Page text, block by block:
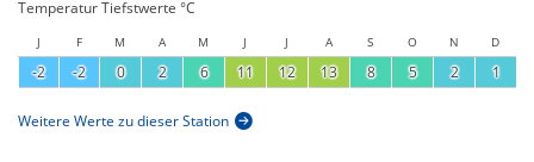
Temperatur Tiefstwerte °C
J F M A M J J A S O N D
-2 -2 0 2 6 11 12 13 8 5 2 1
Weitere Werte zu dieser Station